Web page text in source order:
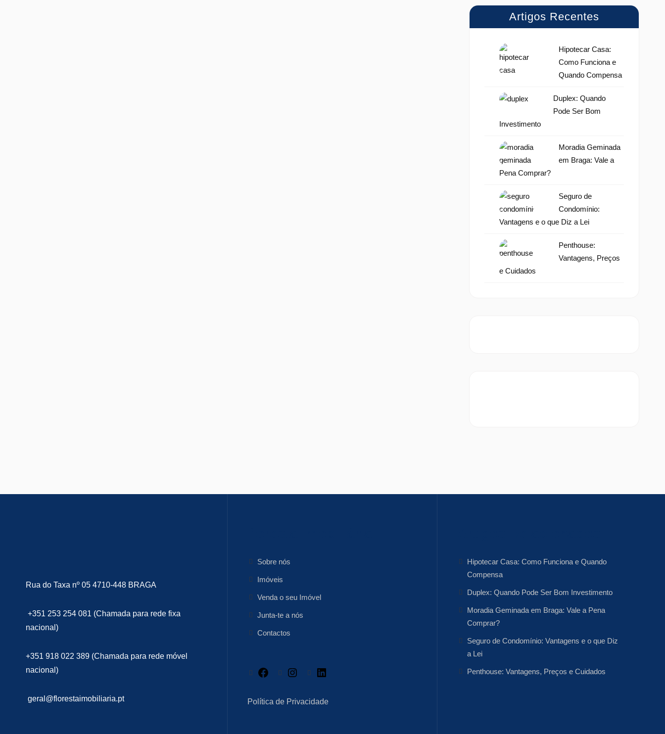
Artigos Recentes
Hipotecar Casa:
Como Funciona e
Quando Compensa
Duplex: Quando
Pode Ser Bom
Investimento
Moradia Geminada
em Braga: Vale a
Pena Comprar?
Seguro de
Condomínio:
Vantagens e o que Diz a Lei
Penthouse:
Vantagens, Preços
e Cuidados
Rua do Taxa nº 05 4710-448 BRAGA
+351 253 254 081 (Chamada para rede fixa
nacional)
+351 918 022 389 (Chamada para rede móvel
nacional)
geral@florestaimobiliaria.pt
Sobre nós
Imóveis
Venda o seu Imóvel
Junta-te a nós
Contactos
Facebook Instagram
Política de Privacidade
Hipotecar Casa: Como Funciona e Quando
Compensa
Duplex: Quando Pode Ser Bom Investimento
Moradia Geminada em Braga: Vale a Pena
Comprar?
Seguro de Condomínio: Vantagens e o que Diz
a Lei
Penthouse: Vantagens, Preços e Cuidados